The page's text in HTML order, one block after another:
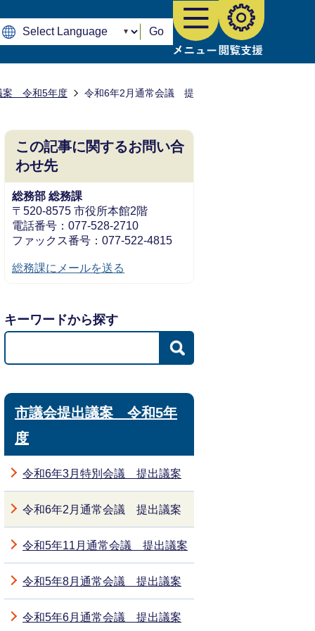
Go
案 令和5年度
令和6年2月通常会議 提
この記事に関するお問い合
わせ先
総務部 総務課
〒520-8575 市役所本館2階
電話番号：077-528-2710
ファックス番号：077-522-4815
総務課にメールを送る
キーワードから探す
市議会提出議案 令和5年
度
令和6年3月特別会議 提出議案
令和6年2月通常会議 提出議案
令和5年11月通常会議 提出議案
令和5年8月通常会議 提出議案
令和5年6月通常会議 提出議案